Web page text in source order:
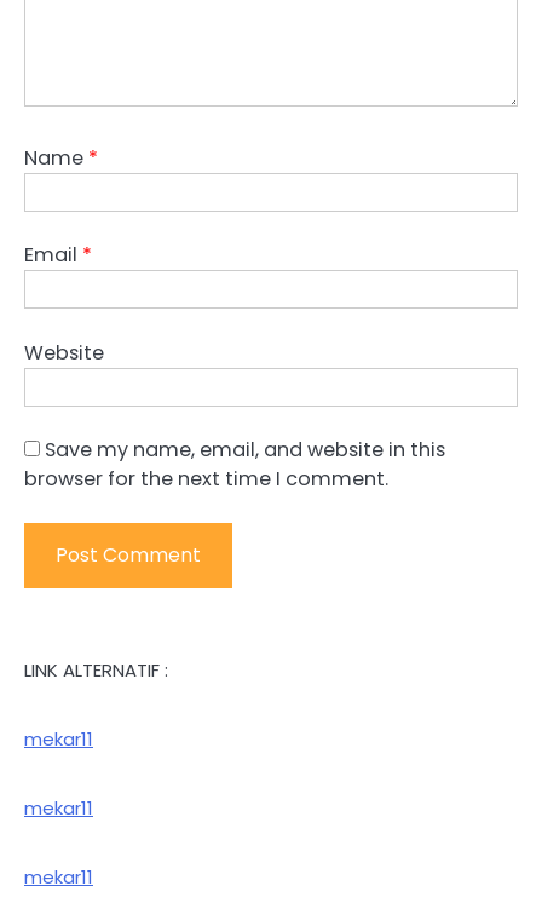
Name *
Email *
Website
Save my name, email, and website in this
browser for the next time I comment.
LINK ALTERNATIF :
mekar11
mekar11
mekar11